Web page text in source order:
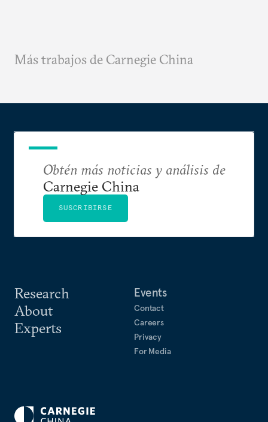
Más trabajos de Carnegie China
Research
About
Experts
Events
Contact
Careers
Privacy
For Media
Obtén más noticias y análisis de
Carnegie China
SUSCRIBIRSE